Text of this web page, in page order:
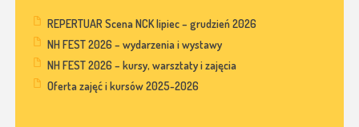
REPERTUAR Scena NCK lipiec – grudzień 2026
NH FEST 2026 – wydarzenia i wystawy
NH FEST 2026 – kursy, warsztaty i zajęcia
Oferta zajęć i kursów 2025-2026